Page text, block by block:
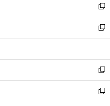
く
で
開
く
ド
ウ
で
開
ィ
ン
ド
ウ
開
く
い
ウ
ィ
ン
ウ
で
開
く
新
し
い
ウ
ン
ド
ウ
で
新
し
ウ
ィ
ン
ド
新
し
い
新